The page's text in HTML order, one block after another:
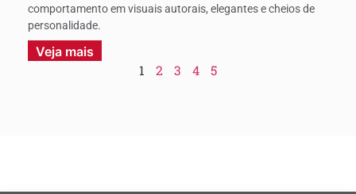
comportamento em visuais autorais, elegantes e cheios de
personalidade.
Veja mais
1 2 3 4 5